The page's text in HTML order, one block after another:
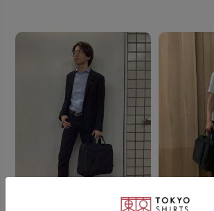
・３Wayで使用可能
・撥水加工生地
・出張時に便利なキャリーオン可能
・PC持ち運び安心のクッションポケッ
・縦型ポケットで折り畳み傘やボトル
サイズ：H30.5×W40×D11(cm)